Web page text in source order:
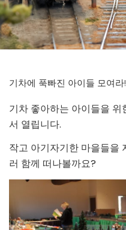
기차에 푹빠진 아이들 모여
기차 좋아하는 아이들을
서 열립니다.
작고 아기자기한 마을들을
러 함께 떠나볼까요?